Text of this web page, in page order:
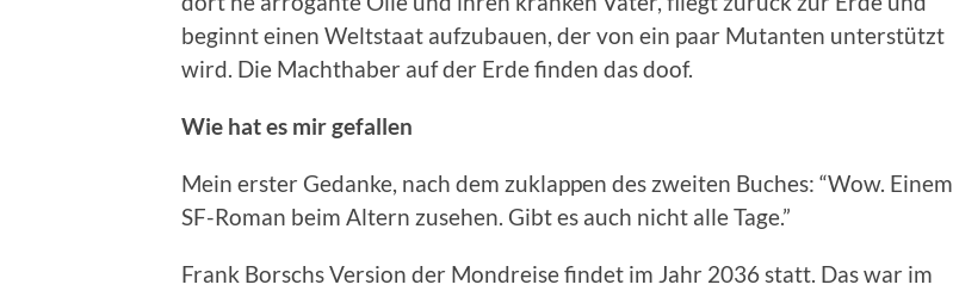
beginnt einen Weltstaat aufzubauen, der von ein paar Mutanten unterstützt
wird. Die Machthaber auf der Erde finden das doof.
Wie hat es mir gefallen
Mein erster Gedanke, nach dem zuklappen des zweiten Buches: “Wow. Einem
SF-Roman beim Altern zusehen. Gibt es auch nicht alle Tage.”
Frank Borschs Version der Mondreise findet im Jahr 2036 statt. Das war im